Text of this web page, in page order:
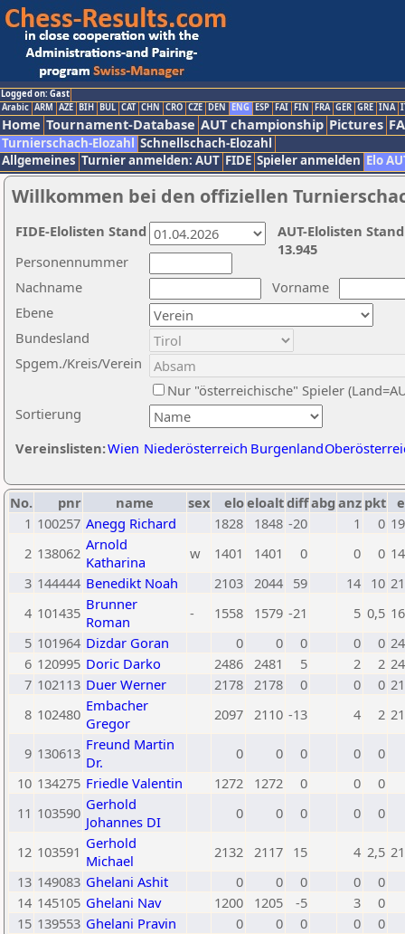
Logged on: Gast
Arabic ARM AZE BIH BUL CAT CHN CRO CZE DEN ENG ESP FAI FIN FRA GER GRE INA
Home Tournament-Database AUT championship Pictures
Turnierschach-Elozahl Schnellschach-Elozahl
Allgemeines Turnier anmelden: AUT FIDE Spieler anmelden Elo
Willkommen bei den offiziellen
Nachname
Vorname
Ebene
Sortierung
Personennummer
Bundesland
Spgem./Kreis/Verein
Nur "österreichische" Spieler
Vereinslisten:Wien Niederösterreich Burgenland
AUT-Elolisten
13.945
FIDE-Elolisten Stand
No. pnr name sex eloeloaltdiffabg anz pkt
1 100257 Anegg Richard 1828 1848 -20 1 0
2 138062 Arnold
Katharina
w 1401 1401 0 0 0
3 144444 Benedikt Noah 2103 2044 59 14 10
4 101435 Brunner
Roman
- 1558 1579 -21 5 0,5
5 101964 Dizdar Goran 0 0 0 0 0
6 120995 Doric Darko 2486 2481 5 2 2
7 102113 Duer Werner 2178 2178 0 0 0
8 102480 Embacher
Gregor
2097 2110 -13 4 2
9 130613 Freund Martin
Dr.
0 0 0 0
0
10 134275 Friedle Valentin 1272 1272 0 0
0
11 103590 Gerhold
Johannes DI
0 0 0 0 0
12 103591 Gerhold
Michael
2132 2117 15 4 2,5
13 149083 Ghelani Ashit 0 0 0 0
0
14 145105 Ghelani Nav 1200 1205 -5 3
0
15 139553 Ghelani Pravin 0 0 0 0
0